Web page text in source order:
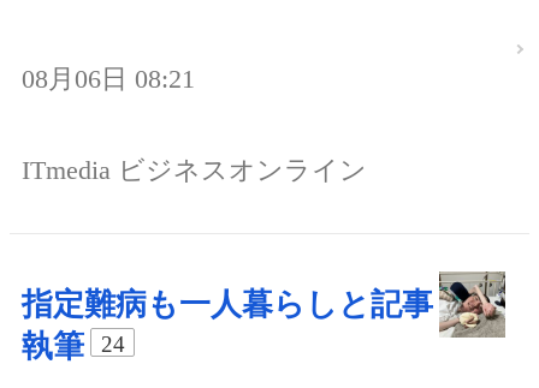
08月06日 08:21
ITmedia ビジネスオンライン
指定難病も一人暮らしと記事
執筆
24